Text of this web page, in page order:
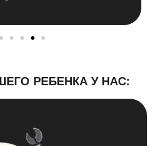
РЕБЕНКА У НАС: